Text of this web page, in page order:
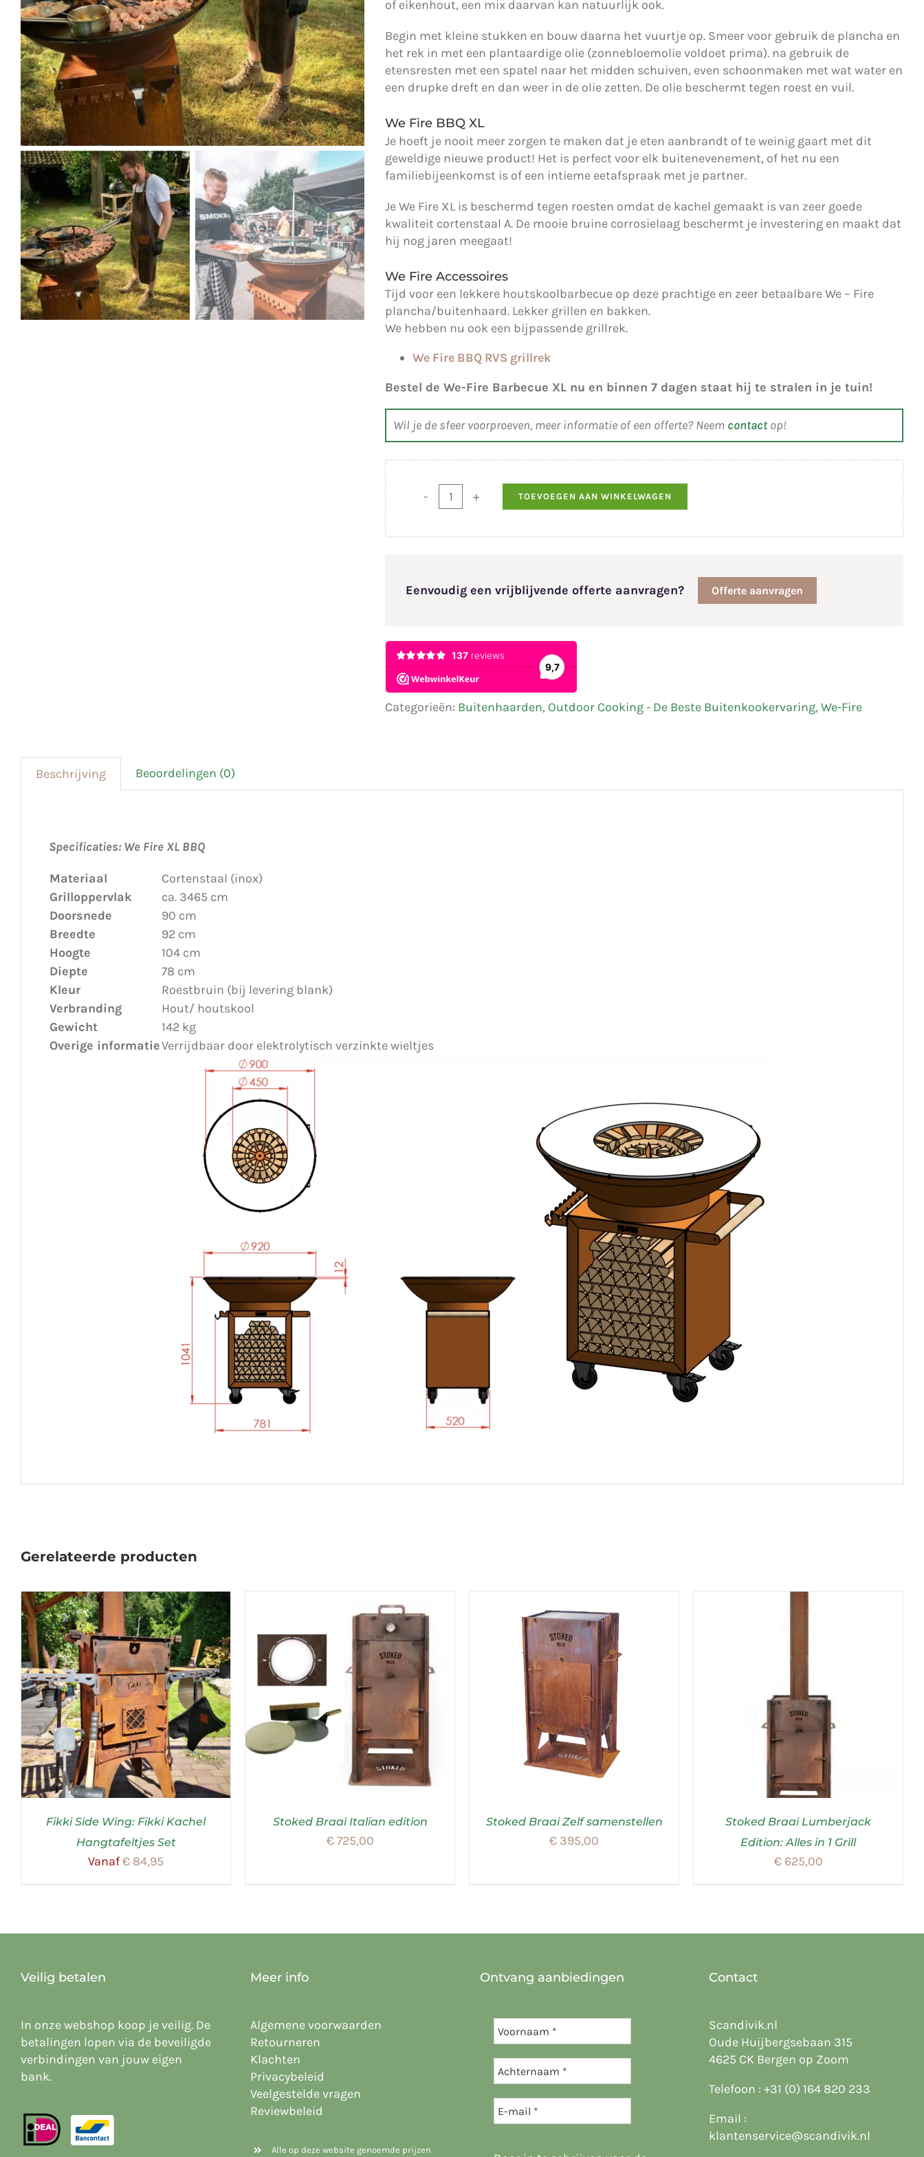
of eikenhout, een mix daarvan kan natuurlijk ook.
Begin met kleine stukken en bouw daarna het vuurtje op. Smeer voor gebruik de plancha en
het rek in met een plantaardige olie (zonnebloemolie voldoet prima). na gebruik de
etensresten met een spatel naar het midden schuiven, even schoonmaken met wat water en
een drupke dreft en dan weer in de olie zetten. De olie beschermt tegen roest en vuil.
We Fire BBQ XL
Je hoeft je nooit meer zorgen te maken dat je eten aanbrandt of te weinig gaart met dit
geweldige nieuwe product! Het is perfect voor elk buitenevenement, of het nu een
familiebijeenkomst is of een intieme eetafspraak met je partner.
Je We Fire XL is beschermd tegen roesten omdat de kachel gemaakt is van zeer goede
kwaliteit cortenstaal A. De mooie bruine corrosielaag beschermt je investering en maakt dat
hij nog jaren meegaat!
We Fire Accessoires
Tijd voor een lekkere houtskoolbarbecue op deze prachtige en zeer betaalbare We – Fire
plancha/buitenhaard. Lekker grillen en bakken.
We hebben nu ook een bijpassende grillrek.
We Fire BBQ RVS grillrek
Bestel de We-Fire Barbecue XL nu en binnen 7 dagen staat hij te stralen in je tuin!
Wil je de sfeer voorproeven, meer informatie of een offerte? Neem contactop!
We
XL
aantal
TOEVOEGEN AAN WINKELWAGEN
Eenvoudig een vrijblijvende offerte aanvragen? Offerte aanvragen
Categorieën: Buitenhaarden, Outdoor Cooking - De Beste Buitenkookervaring, We-Fire
Beschrijving Beoordelingen (0)
Specificaties: We Fire XL BBQ
Materiaal
Cortenstaal (inox)
Grilloppervlak
ca. 3465 cm
Doorsnede
90 cm
Breedte
92 cm
Hoogte
104 cm
Diepte
78 cm
Kleur
Roestbruin (bij levering blank)
Verbranding
Hout/ houtskool
Gewicht
142 kg
Overige informatieVerrijdbaar door elektrolytisch verzinkte wieltjes
Gerelateerde producten
Fikki Side Wing: Fikki Kachel
Hangtafeltjes Set
Vanaf€ 84,95
Stoked Braai Italian edition
€725,00
Stoked Braai Zelf samenstellen
€ 395,00
Stoked Braai Lumberjack
Edition: Alles in 1 Grill
€625,00
Veilig betalen
In onze webshop koop je veilig. De
betalingen lopen via de beveiligde
verbindingen van jouw eigen
bank.
Meer info
Algemene voorwaarden
Retourneren
Klachten
Privacybeleid
Veelgestelde vragen
Reviewbeleid
Alle op deze website genoemde prijzen
Ontvang aanbiedingen Contact
Scandivik.nl
Oude Huijbergsebaan 315
4625 CK Bergen op Zoom
Telefoon :+31 (0) 164 820 233
Email :
klantenservice@scandivik.nl